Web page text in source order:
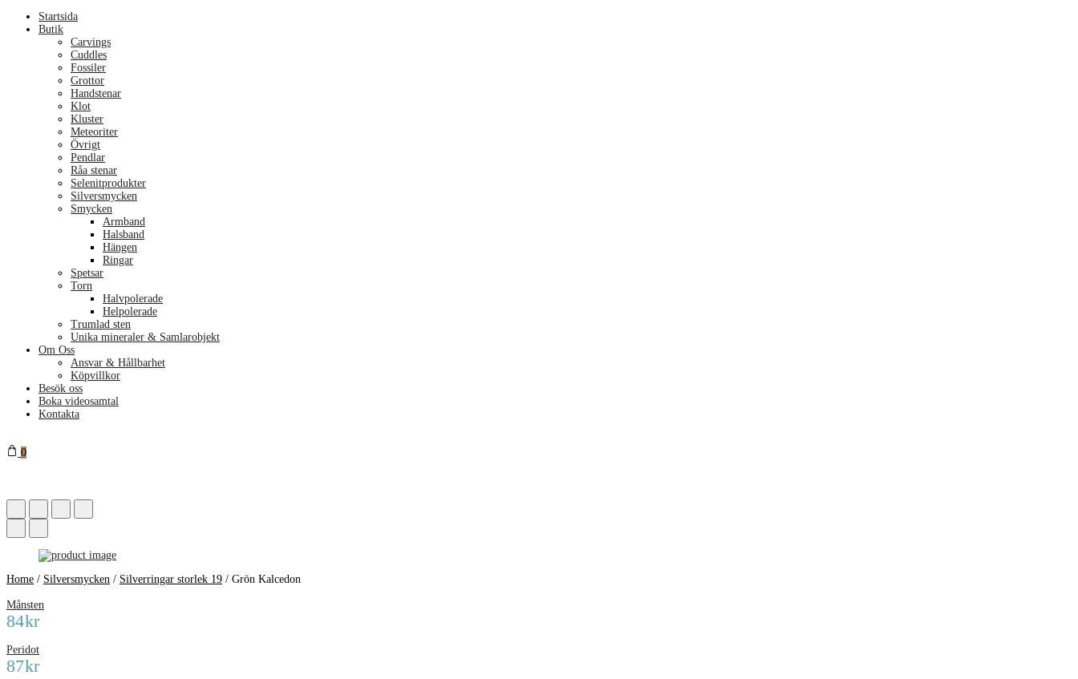
Menu
Startsida
Butik
Carvings
Cuddles
Fossiler
Grottor
Handstenar
Klot
Kluster
Meteoriter
Övrigt
Pendlar
Råa stenar
Selenitprodukter
Silversmycken
Smycken
Armband
Halsband
Hängen
Ringar
Spetsar
Torn
Halvpolerade
Helpolerade
Trumlad sten
Unika mineraler & Samlarobjekt
Om Oss
Ansvar & Hållbarhet
Köpvillkor
Besök oss
Boka videosamtal
Kontakta
0
Home / Silversmycken / Silverringar storlek 19 / Grön Kalcedon
Månsten
84kr
Peridot
87kr